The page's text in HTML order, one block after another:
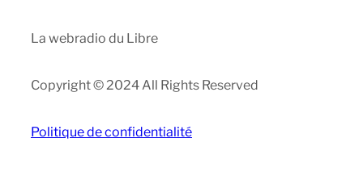
La webradio du Libre
Copyright © 2024 All Rights Reserved
Politique de confidentialité